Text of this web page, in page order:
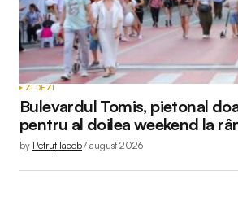
ZI DE ZI
Bulevardul Tomis, pietonal
pentru al doilea weekend la
by Petruț Iacob7 august 2026